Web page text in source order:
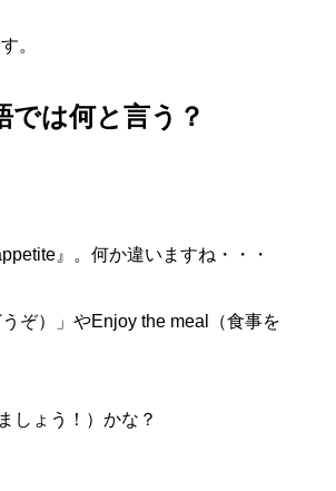
。
は何と言う？
』。何か違いますね・・・
ぞ）」やEnjoy the meal（食事を
しょう！）かな？